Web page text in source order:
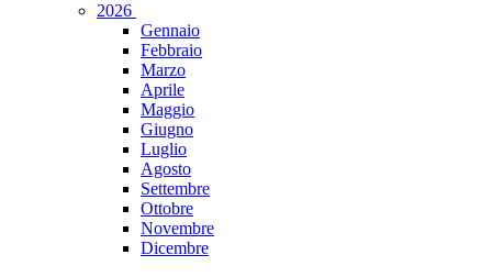
2026
Gennaio
Febbraio
Marzo
Aprile
Maggio
Giugno
Luglio
Agosto
Settembre
Ottobre
Novembre
Dicembre